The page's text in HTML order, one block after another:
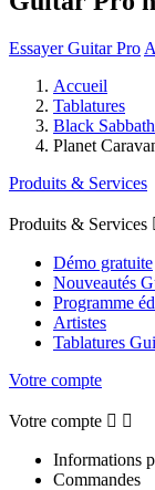
Essayer Guitar Pro
Accueil
Tablatures
Black Sabbath
Planet
Produits & Services
Produits & Services
Démo gratuite
Nouveautés
Programme
Artistes
Tablatures
Votre compte
Votre compte  
Informations
Commandes